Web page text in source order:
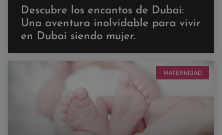
Descubre los encantos de Dubai:
Una aventura inolvidable para vivir
en Dubai siendo mujer.
MATERNIDAD